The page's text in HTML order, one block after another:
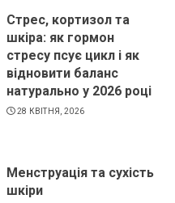
Стрес, кортизол та
шкіра: як гормон
стресу псує цикл і як
відновити баланс
натурально у 2026 році
28 КВІТНЯ, 2026
Менструація та сухість
шкіри